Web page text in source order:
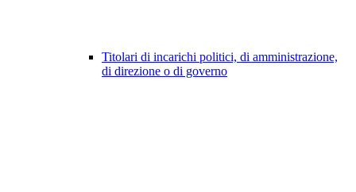
Titolari di incarichi politici, di amministrazione,
di direzione o di governo